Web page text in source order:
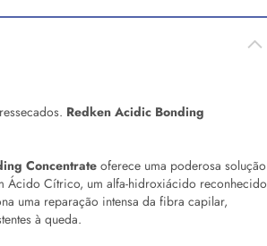
Redken Acidic Bonding
Concentrate oferece uma poderosa solução
Ácido Cítrico, um alfa-hidroxiácido reconhecido
uma reparação intensa da fibra capilar,
à queda.